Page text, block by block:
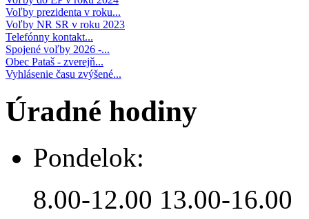
Voľby prezidenta v roku...
Voľby NR SR v roku 2023
Telefónny kontakt...
Spojené voľby 2026 -...
Obec Pataš - zverejň...
Vyhlásenie času zvýšené...
Úradné hodiny
Pondelok:
8.00-12.00 13.00-16.00